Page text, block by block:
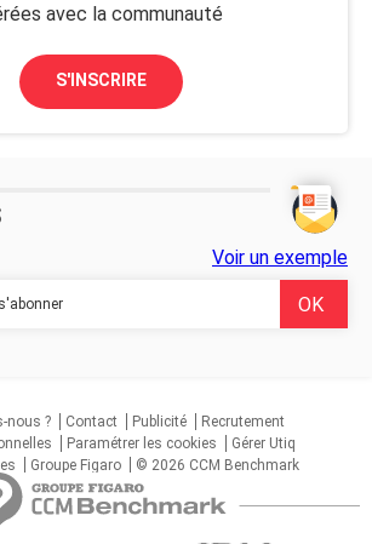
avec la communauté
S'INSCRIRE
Voir un exemple
nous ?
Contact Publicité
Recrutement
Paramétrer les cookies
Gérer Utiq
Groupe Figaro © 2026 CCM Benchmark